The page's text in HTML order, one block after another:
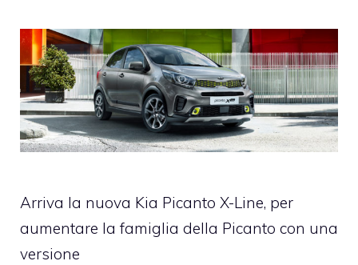
Arriva la nuova Kia Picanto X-Line, per
aumentare la famiglia della Picanto con una
versione